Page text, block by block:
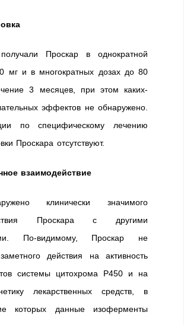
Проскар в однократной
мг и в многократных дозах до 80
3 месяцев, при этом каких-
эффектов не обнаружено.
по специфическому лечению
Проскара отсутствуют.
взаимодействие
клинически значимого
Проскара с другими
По-видимому, Проскар не
действия на активность
системы цитохрома Р450 и на
лекарственных средств, в
которых данные изоферменты